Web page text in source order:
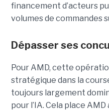
financement d’acteurs
volumes de commandes
Dépasser ses
Pour AMD, cette
stratégique dans la
toujours largement
pour l’IA. Cela place